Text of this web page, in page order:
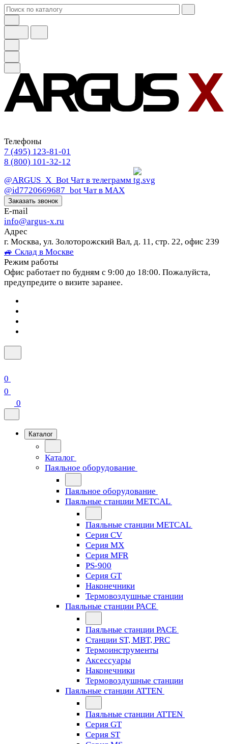
Телефоны
7 (495) 123-81-01
8 (800) 101-32-12
@ARGUS_X_Bot Чат в телеграмм
@id7720669687_bot Чат в МАХ
Заказать звонок
E-mail
info@argus-x.ru
Адрес
г. Москва, ул. Золоторожский Вал, д. 11, стр. 22, офис 239
🚙 Склад в Москве
Режим работы
Офис работает по будням с 9:00 до 18:00. Пожалуйста,
предупредите о визите заранее.
0
0
0
Каталог
Каталог
Паяльное оборудование
Паяльное оборудование
Паяльные станции METCAL
Паяльные станции METCAL
Серия CV
Серия MX
Серия MFR
PS-900
Серия GT
Наконечники
Термовоздушные станции
Паяльные станции PACE
Паяльные станции PACE
Станции ST, MBT, PRC
Термоинструменты
Аксессуары
Наконечники
Термовоздушные станции
Паяльные станции ATTEN
Паяльные станции ATTEN
Серия GT
Серия ST